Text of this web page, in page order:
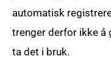
automatisk
trenger derfor ikke å
ta det i bruk.